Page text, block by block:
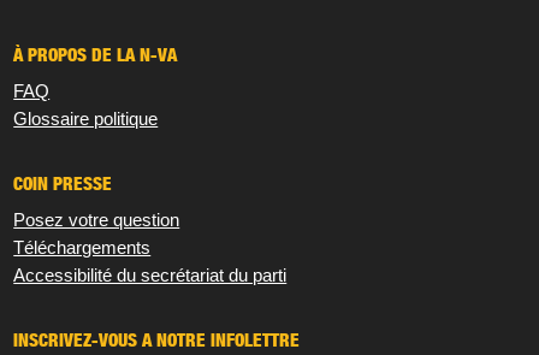
À PROPOS DE LA N-VA
FAQ
Glossaire politique
COIN PRESSE
Posez votre question
Téléchargements
Accessibilité du secrétariat du parti
INSCRIVEZ-VOUS À NOTRE INFOLETTRE